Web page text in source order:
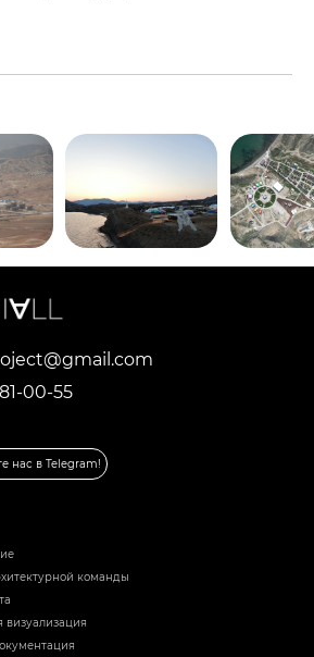
команды
визуализация
00-55
нас в Telegram!